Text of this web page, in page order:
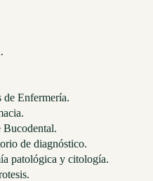
Enfermería.
Bucodental.
de diagnóstico.
patológica y citología.